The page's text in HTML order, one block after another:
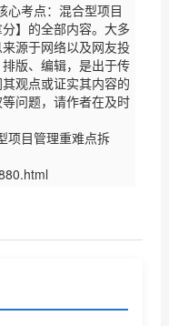
心考点：混合型项目
】的全部内容。大多
源于网络以及网友投
版、编辑，是出于传
观点或证实其内容的
问题，请作者在及时
项目管理重难点拆